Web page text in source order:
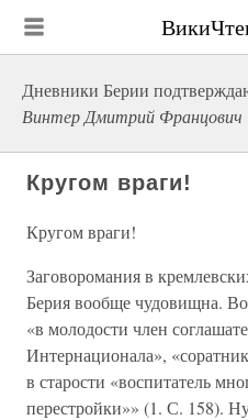
Дневники Берии
Винтер Дмитрий Францович
Кругом враги!
Кругом враги!
Заговоромания в
Берия вообще чудовищна.
«в молодости член
Интернационала»,
в старости «воспитатель
перестройки»» (1. С. 158).